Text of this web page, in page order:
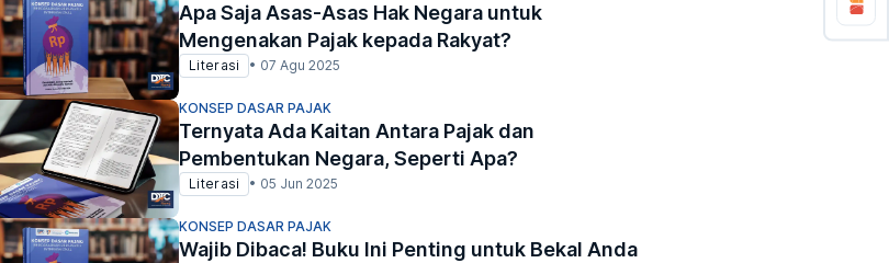
Apa Saja Asas-Asas Hak Negara untuk
Mengenakan Pajak kepada Rakyat?
Literasi • 07 Agu 2025
KONSEP DASAR PAJAK
Ternyata Ada Kaitan Antara Pajak dan
Pembentukan Negara, Seperti Apa?
Literasi • 05 Jun 2025
KONSEP DASAR PAJAK
Wajib Dibaca! Buku Ini Penting untuk Bekal Anda